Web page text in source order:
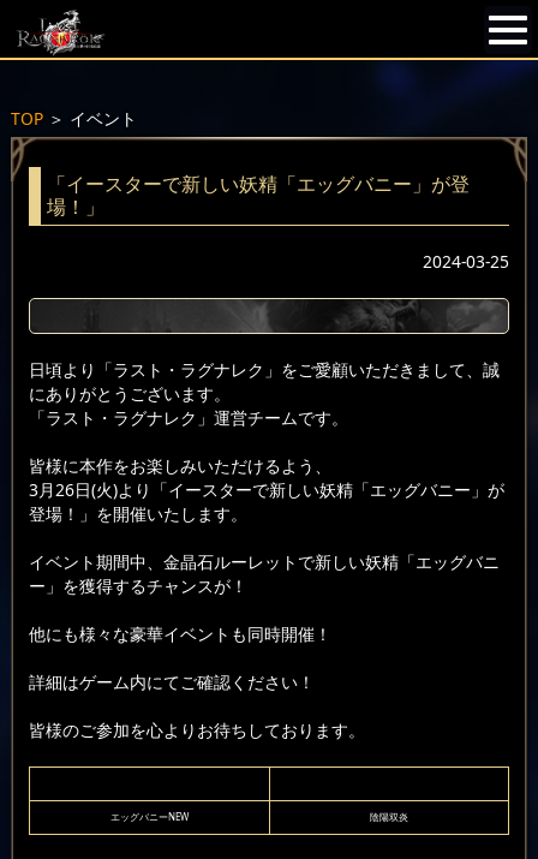
TOP＞ イベント
「イースターで新しい妖精「エッグバニー」が登
場！」
2024-03-25
日頃より「ラスト・ラグナレク」をご愛顧いただきまして、誠
にありがとうございます。
「ラスト・ラグナレク」運営チームです。
皆様に本作をお楽しみいただけるよう、
3月26日(火)より「イースターで新しい妖精「エッグバニー」が
登場！」を開催いたします。
イベント期間中、金晶石ルーレットで新しい妖精「エッグバニ
ー」を獲得するチャンスが！
他にも様々な豪華イベントも同時開催！
詳細はゲーム内にてご確認ください！
皆様のご参加を心よりお待ちしております。
エッグバニーNEW 陰陽双炎